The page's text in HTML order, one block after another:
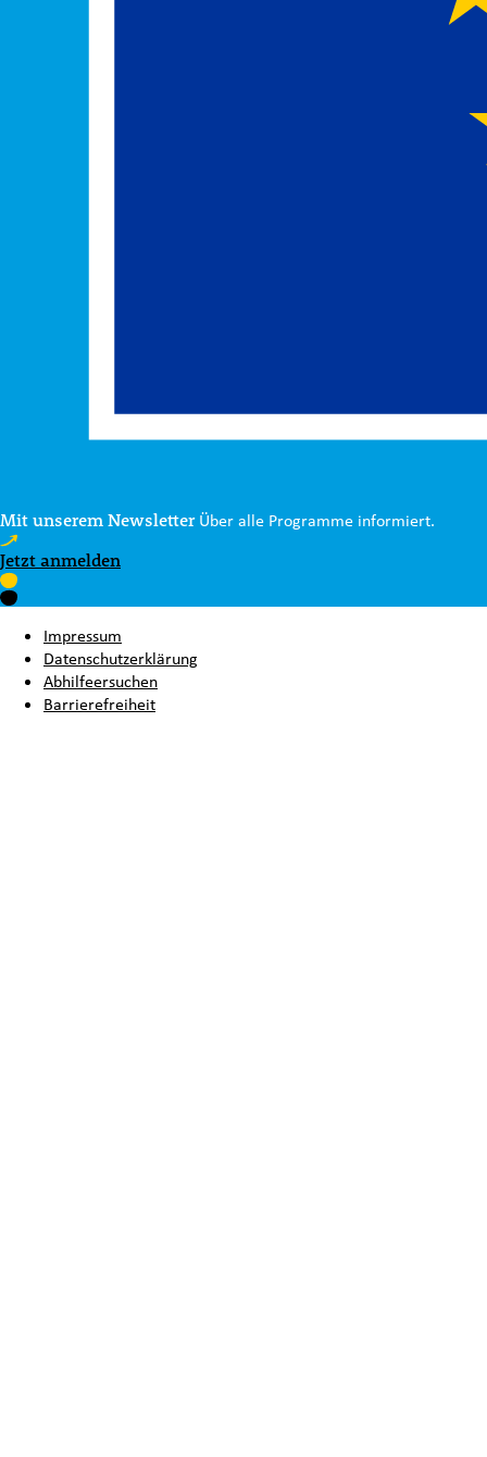
Mit unserem Newsletter Über alle Programme informiert.
Jetzt anmelden
Impressum
Datenschutzerklärung
Abhilfeersuchen
Barrierefreiheit